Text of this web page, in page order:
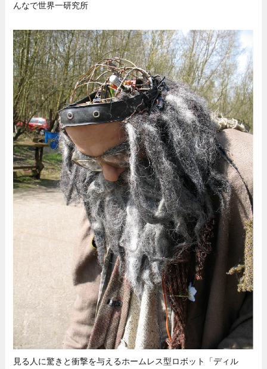
んなで世界一研究所
見る人に驚きと衝撃を与えるホームレス型ロボット「ディル